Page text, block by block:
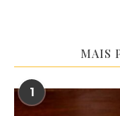
MAIS
1